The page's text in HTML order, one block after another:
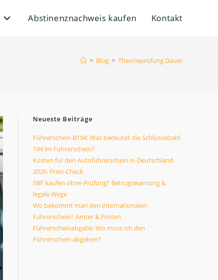
Abstinenznachweis kaufen Kontakt
> Blog > Theorieprüfung Dauer
Neueste Beiträge
Führerschein B194: Was bedeutet die Schlüsselzahl
194 im Führerschein?
Kosten für den Autoführerschein in Deutschland
2026: Preis-Check
SBF kaufen ohne Prüfung? Betrugswarnung &
legale Wege
Wo bekommt man den internationalen
Führerschein? Ämter & Fristen
Führerscheinabgabe: Wo muss ich den
Führerschein abgeben?